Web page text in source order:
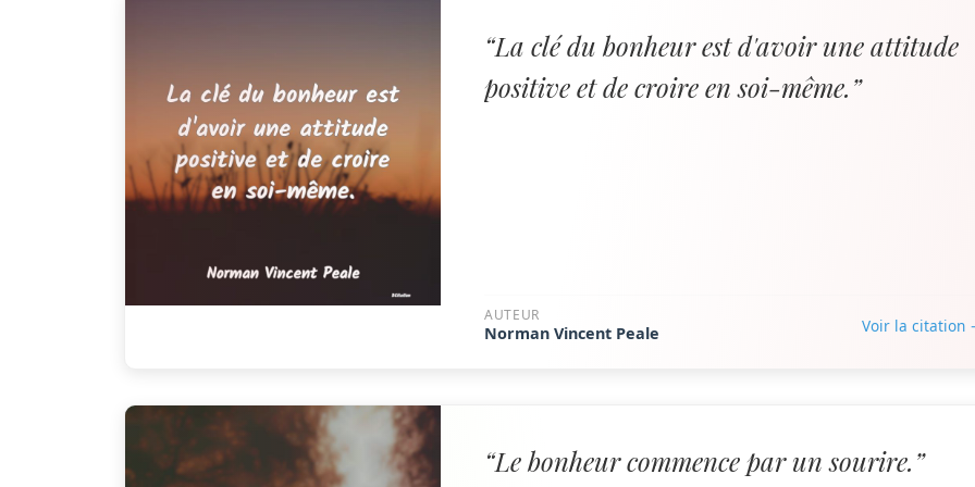
“La clé du bonheur est d'avoir une attitude
positive et de croire en soi-même.”
AUTEUR
Norman Vincent Peale Voir la citation
“Le bonheur commence par un sourire.”